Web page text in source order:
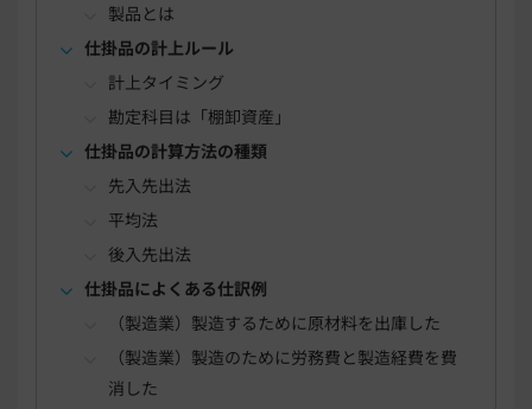
製品とは
仕掛品の計上ルール
計上タイミング
勘定科目は「棚卸資産」
仕掛品の計算方法の種類
先入先出法
平均法
後入先出法
仕掛品によくある仕訳例
（製造業）製造するために原材料を出庫した
（製造業）製造のために労務費と製造経費を費
消した